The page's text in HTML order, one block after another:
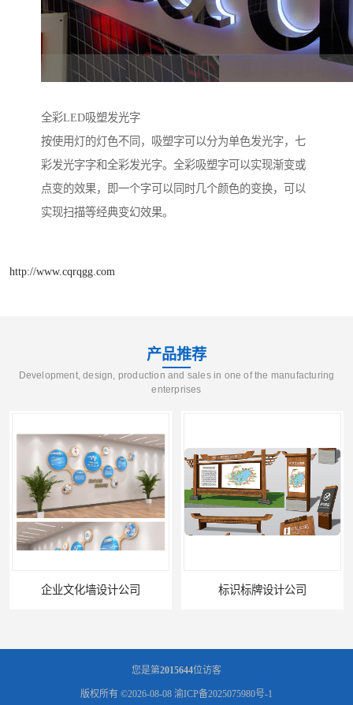
全彩LED吸塑发光字
按使用灯的灯色不同，吸塑字可以分为单色发光字，七
彩发光字字和全彩发光字。全彩吸塑字可以实现渐变或
点变的效果，即一个字可以同时几个颜色的变换，可以
实现扫描等经典变幻效果。
http://www.cqrqgg.com
产品推荐
Development, design, production and sales in one of the manufacturing
enterprises
企业文化墙设计公司 标识标牌设计公司
您是第2015644位访客
版权所有 ©2026-08-08 渝ICP备2025075980号-1